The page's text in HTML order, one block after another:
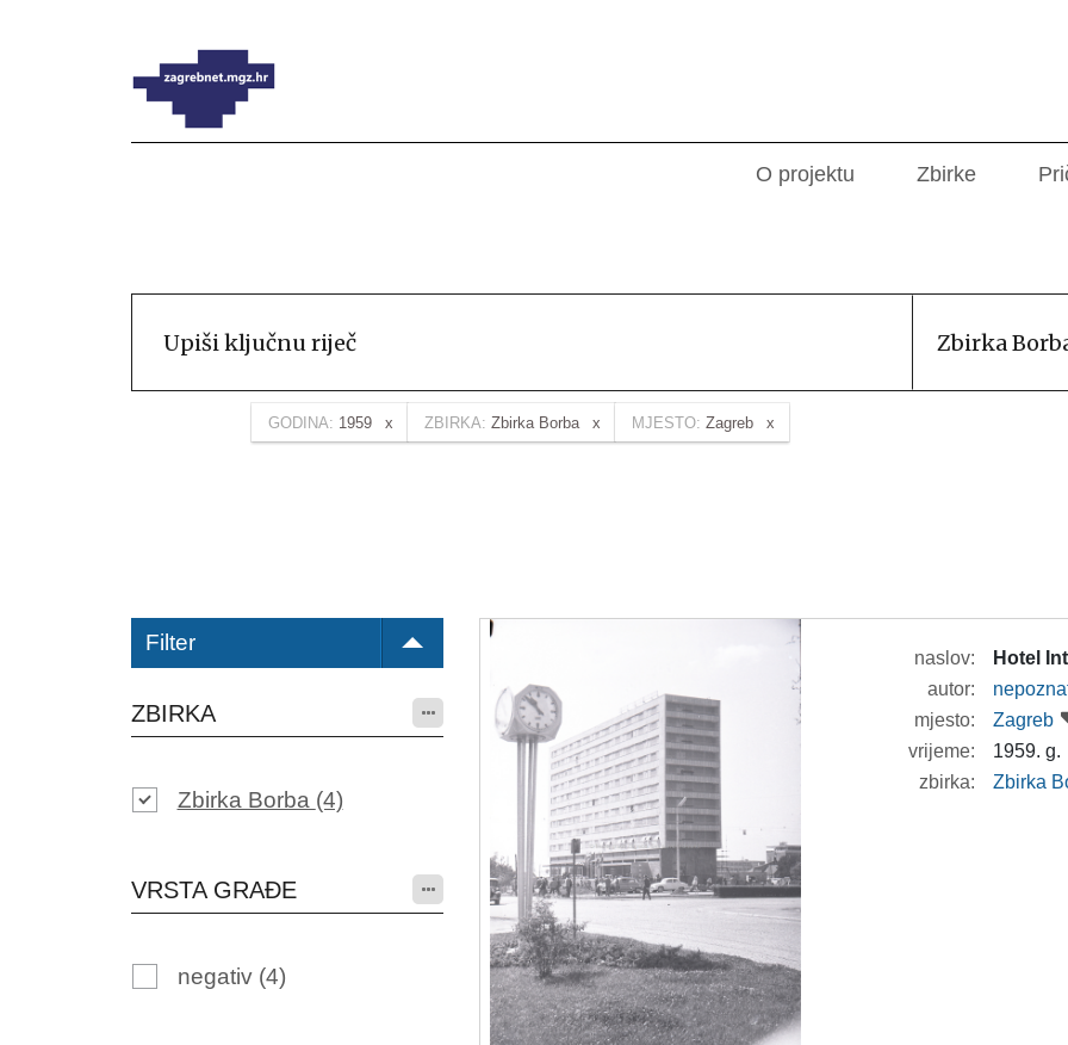
O projektu Zbirke
Zbirka
GODINA: 1959 ZBIRKA: Zbirka Borba MJESTO: Zagreb
Filter
ZBIRKA
Zbirka Borba (4)
VRSTA GRAĐE
negativ (4)
naslov:
Hotel
autor:
mjesto:
Zagreb
vrijeme:
1959. g.
zbirka:
Zbirka